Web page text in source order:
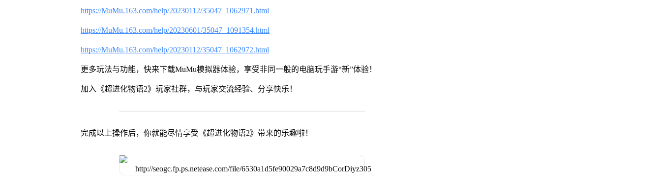
https://MuMu.163.com/help/20230112/35047_1062971.html
https://MuMu.163.com/help/20230601/35047_1091354.html
https://MuMu.163.com/help/20230112/35047_1062972.html
更多玩法与功能，快来下载MuMu模拟器体验，享受非同一般的电脑玩手游“新”体验！
加入《超进化物语2》玩家社群，与玩家交流经验、分享快乐！
完成以上操作后，你就能尽情享受《超进化物语2》带来的乐趣啦！